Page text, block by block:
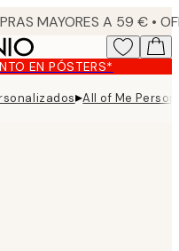
EN PÓSTERS*
▸All of Me